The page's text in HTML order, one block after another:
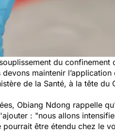
du
devons maintenir
de la Santé, à la tête
Obiang Ndong rappelle
: "nous allons
être étendu chez le